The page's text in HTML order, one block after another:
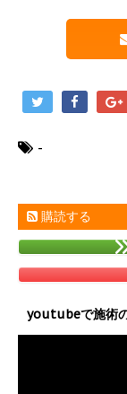
-
購読する
youtubeで施術